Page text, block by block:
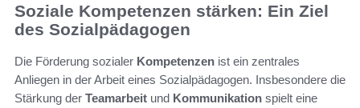
Soziale Kompetenzen stärken: Ein Ziel
des Sozialpädagogen
Die Förderung sozialer Kompetenzen ist ein zentrales
Anliegen in der Arbeit eines Sozialpädagogen. Insbesondere die
Stärkung der Teamarbeit und Kommunikation spielt eine